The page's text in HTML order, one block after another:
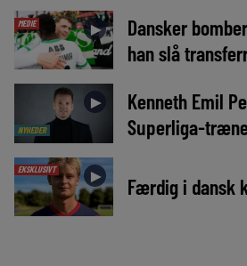
MEDIE ►
Dansker
han slå
NYHEDER
►
Kenneth Emil
Superliga-
EKSKLUSIVT ► Færdig i dansk